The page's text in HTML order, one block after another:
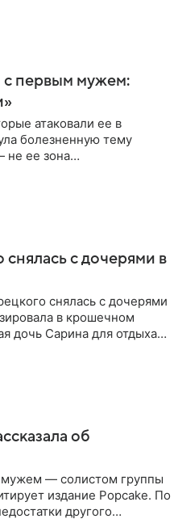
с первым мужем:
атаковали ее в
болезненную тему
не ее зона
с дочерями в
снялась с дочерями
в крошечном
дочь Сарина для отдыха
об
мужем — солистом группы
издание Popcake. По
другого